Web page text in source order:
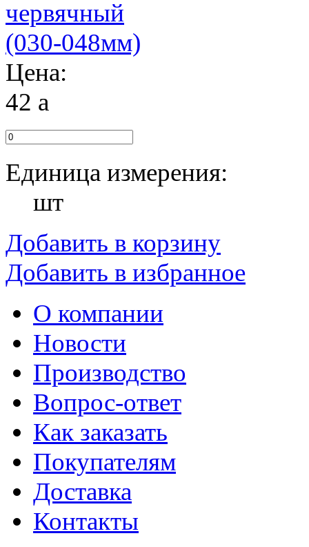
Цена:
42 a
Единица измерения:
шт
Добавить в корзину
Добавить в избранное
О компании
Новости
Производство
Вопрос-ответ
Как заказать
Покупателям
Доставка
Контакты